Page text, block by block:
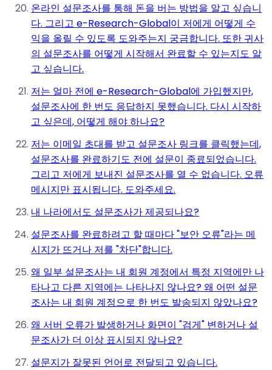
온라인 설문조사를 통해 돈을 버는 방법을 알고 싶습니
다. 그리고 e-Research-Global이 저에게 어떻게 수
익을 올릴 수 있도록 도와주는지 궁금합니다. 또한 귀사
의 설문조사를 어떻게 시작해서 완료할 수 있는지도 알
고 싶습니다.
저는 얼마 전에 e-Research-Global에 가입했지만,
설문조사에 한 번도 응답하지 못했습니다. 다시 시작하
고 싶은데, 어떻게 해야 하나요?
저는 이메일 초대를 받고 설문조사 링크를 클릭했는데,
설문조사를 완료하기도 전에 설문이 종료되었습니다.
그리고 저에게 보내진 설문조사를 열 수 없습니다. 오류
메시지만 표시됩니다. 도와주세요.
내 나라에서도 설문조사가 제공되나요?
설문조사를 완료하려고 할 때마다 "보안 오류"라는 메
시지가 뜨거나 저를 "차단"합니다.
왜 일부 설문조사는 내 회원 계정에서 특정 지역에만 나
타나고 다른 지역에는 나타나지 않나요? 왜 어떤 설문
조사는 내 회원 계정으로 한 번도 발송되지 않았나요?
왜 서버 오류가 발생하거나 화면이 "검게" 변하거나 설
문조사가 더 이상 표시되지 않나요?
설문지가 잘못된 언어로 전달되고 있습니다.